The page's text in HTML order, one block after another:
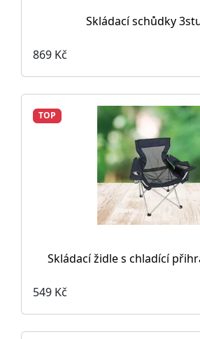
Skládací schůdky
869 Kč
TOP
Skládací židle s chladící
549 Kč